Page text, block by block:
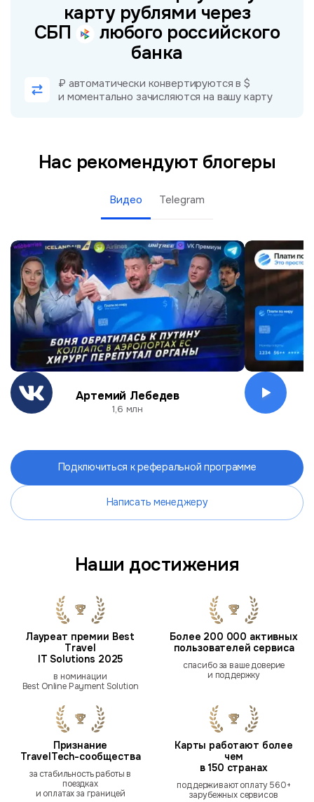
карту рублями через
СБП
любого российского
банка
₽ автоматически конвертируются в $
и моментально зачисляются на вашу карту
Нас рекомендуют блогеры
Видео Telegram
Артемий Лебедев
1,6 млн
Подключиться к реферальной программе
Написать менеджеру
Наши достижения
Лауреат премии Best
Travel
IT Solutions 2025
в номинации
Best Online Payment Solution
Более 200 000 активных
пользователей сервиса
спасибо за ваше доверие
и поддержку
Признание
TravelTech-сообщества
за стабильность работы в
поездках
и оплатах за границей
Карты работают более
чем
в 150 странах
поддерживают оплату 560+
зарубежных сервисов